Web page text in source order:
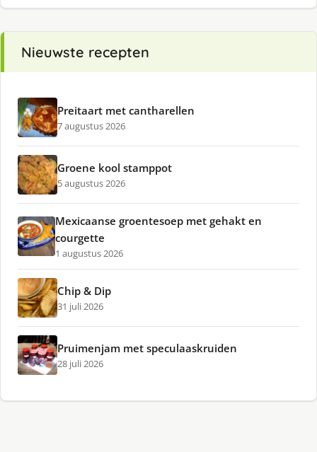
Nieuwste recepten
Preitaart met cantharellen
7 augustus 2026
Groene kool stamppot
5 augustus 2026
Mexicaanse groentesoep met gehakt en
courgette
1 augustus 2026
Chip & Dip
31 juli 2026
Pruimenjam met speculaaskruiden
28 juli 2026